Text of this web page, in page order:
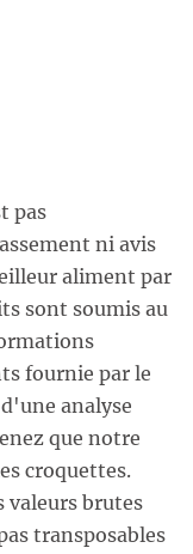
pas
ni avis
aliment par
sont soumis au
fournie par le
analyse
que notre
croquettes.
valeurs brutes
transposables